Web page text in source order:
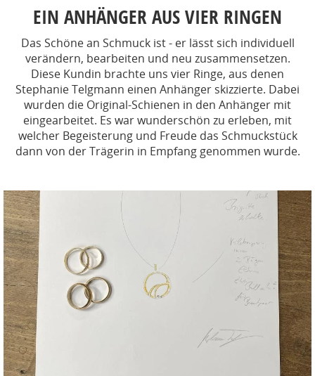
EIN ANHÄNGER AUS VIER RINGEN
Das Schöne an Schmuck ist - er lässt sich individuell
verändern, bearbeiten und neu zusammensetzen.
Diese Kundin brachte uns vier Ringe, aus denen
Stephanie Telgmann einen Anhänger skizzierte. Dabei
wurden die Original-Schienen in den Anhänger mit
eingearbeitet. Es war wunderschön zu erleben, mit
welcher Begeisterung und Freude das Schmuckstück
dann von der Trägerin in Empfang genommen wurde.